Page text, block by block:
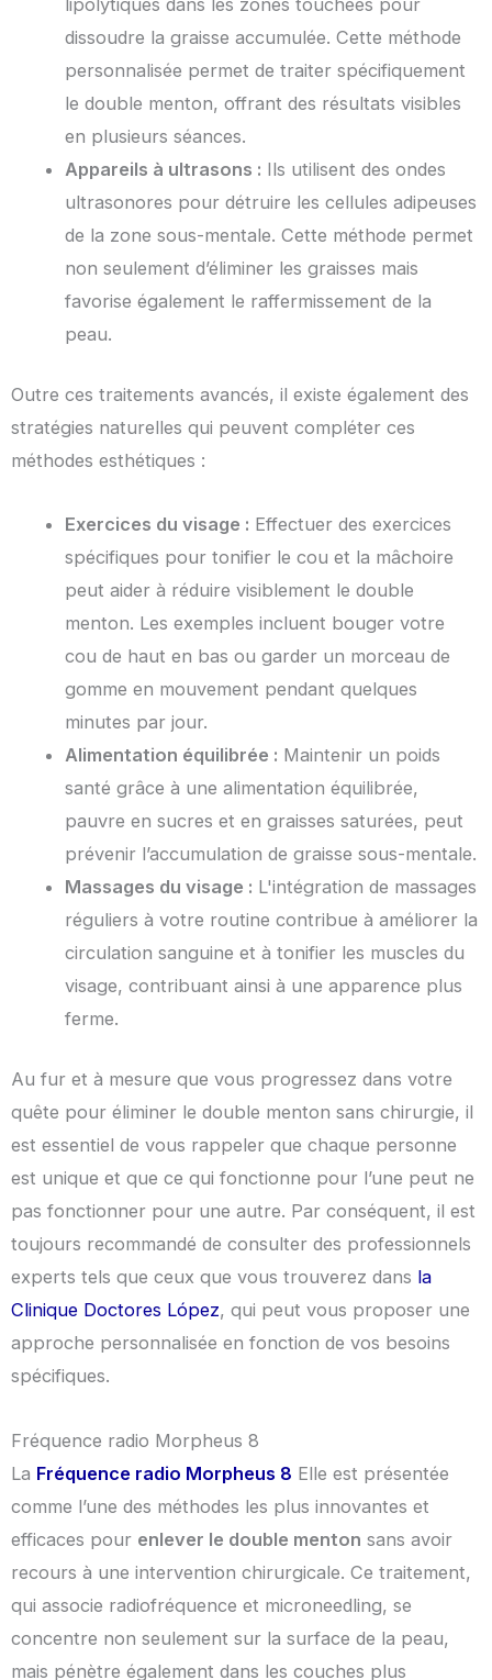
dissoudre la graisse accumulée. Cette méthode
personnalisée permet de traiter spécifiquement
le double menton, offrant des résultats visibles
en plusieurs séances.
Appareils à ultrasons : Ils utilisent des ondes
ultrasonores pour détruire les cellules adipeuses
de la zone sous-mentale. Cette méthode permet
non seulement d’éliminer les graisses mais
favorise également le raffermissement de la
peau.
Outre ces traitements avancés, il existe également des
stratégies naturelles qui peuvent compléter ces
méthodes esthétiques :
Exercices du visage : Effectuer des exercices
spécifiques pour tonifier le cou et la mâchoire
peut aider à réduire visiblement le double
menton. Les exemples incluent bouger votre
cou de haut en bas ou garder un morceau de
gomme en mouvement pendant quelques
minutes par jour.
Alimentation équilibrée : Maintenir un poids
santé grâce à une alimentation équilibrée,
pauvre en sucres et en graisses saturées, peut
prévenir l’accumulation de graisse sous-mentale.
Massages du visage : L'intégration de massages
réguliers à votre routine contribue à améliorer la
circulation sanguine et à tonifier les muscles du
visage, contribuant ainsi à une apparence plus
ferme.
Au fur et à mesure que vous progressez dans votre
quête pour éliminer le double menton sans chirurgie, il
est essentiel de vous rappeler que chaque personne
est unique et que ce qui fonctionne pour l’une peut ne
pas fonctionner pour une autre. Par conséquent, il est
toujours recommandé de consulter des professionnels
experts tels que ceux que vous trouverez dans la
Clinique Doctores López, qui peut vous proposer une
approche personnalisée en fonction de vos besoins
spécifiques.
Fréquence radio Morpheus 8
La Fréquence radio Morpheus 8 Elle est présentée
comme l’une des méthodes les plus innovantes et
efficaces pour enlever le double menton sans avoir
recours à une intervention chirurgicale. Ce traitement,
qui associe radiofréquence et microneedling, se
concentre non seulement sur la surface de la peau,
mais pénètre également dans les couches plus